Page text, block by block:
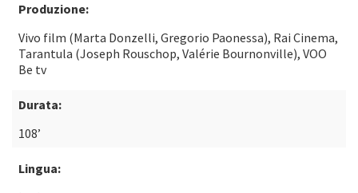
Produzione:
Vivo film (Marta Donzelli, Gregorio Paonessa), Rai Cinema,
Tarantula (Joseph Rouschop, Valérie Bournonville), VOO
Be tv
Durata:
108’
Lingua: